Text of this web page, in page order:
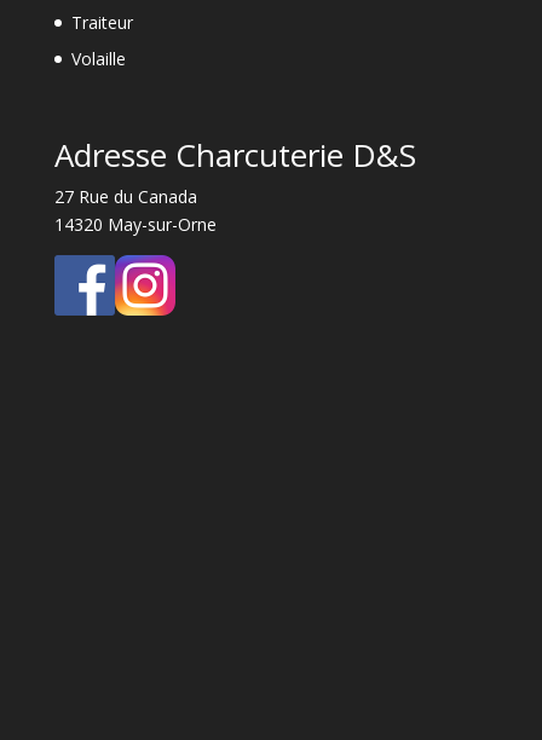
Traiteur
Volaille
Adresse Charcuterie D&S
27 Rue du Canada
14320 May-sur-Orne